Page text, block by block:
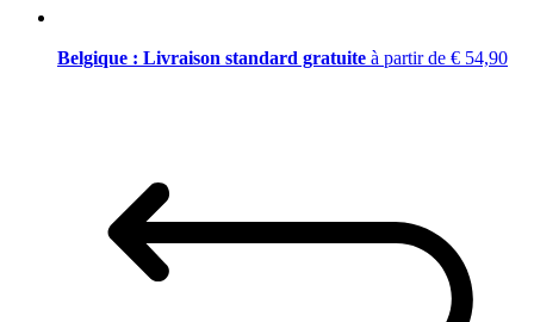
Belgique : Livraison standard gratuite à partir de € 54,90